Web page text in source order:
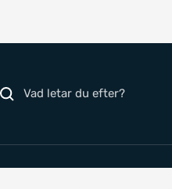
innehållet